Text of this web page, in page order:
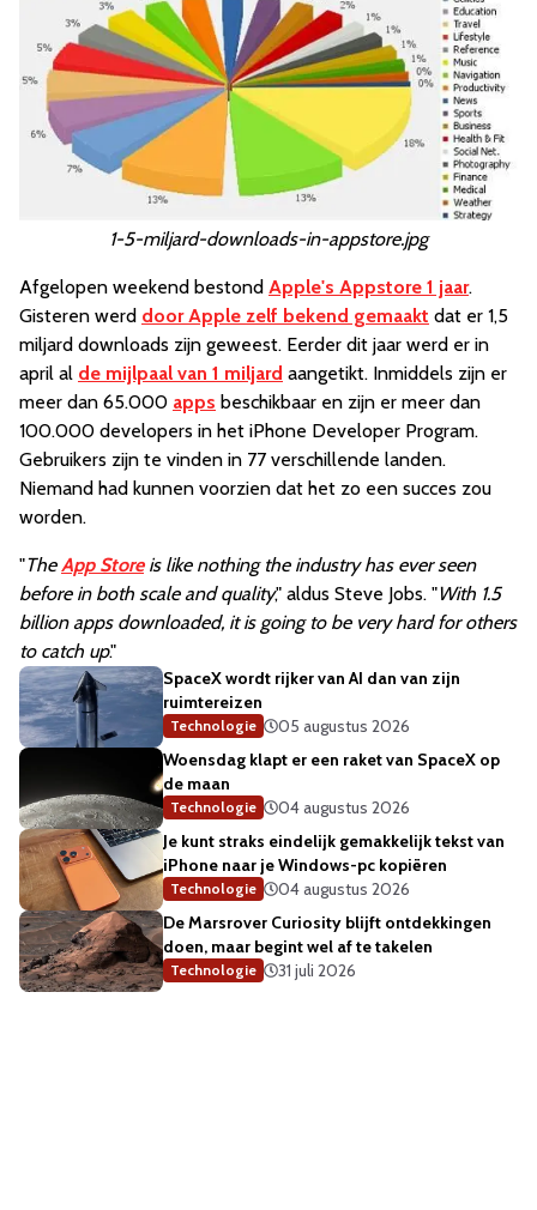
1-5-miljard-downloads-in-appstore.jpg
Afgelopen weekend bestond Apple's Appstore 1 jaar.
Gisteren werd door Apple zelf bekend gemaakt dat er 1,5
miljard downloads zijn geweest. Eerder dit jaar werd er in
april al de mijlpaal van 1 miljard aangetikt. Inmiddels zijn er
meer dan 65.000 apps beschikbaar en zijn er meer dan
100.000 developers in het iPhone Developer Program.
Gebruikers zijn te vinden in 77 verschillende landen.
Niemand had kunnen voorzien dat het zo een succes zou
worden.
"The App Storeis like nothing the industry has ever seen
before in both scale and quality," aldus Steve Jobs. "With 1.5
billion apps downloaded, it is going to be very hard for others
to catch up."
SpaceX wordt rijker van AI dan van zijn
ruimtereizen
Technologie
05 augustus 2026
Woensdag klapt er een raket van SpaceX op
de maan
Technologie
04 augustus 2026
Je kunt straks eindelijk gemakkelijk tekst van
iPhone naar je Windows-pc kopiëren
Technologie
04 augustus 2026
De Marsrover Curiosity blijft ontdekkingen
doen, maar begint wel af te takelen
Technologie 31 juli 2026